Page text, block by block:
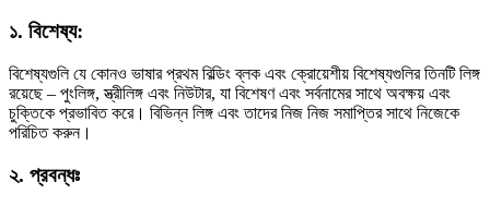
১. বিশেষ্য:
বিশেষ্যগুলি যে কোনও ভাষার প্রথম বিল্ডিং ব্লক এবং ক্রোয়েশীয় বিশেষ্যগুলির তিনটি লিঙ্গ
রয়েছে – পুংলিঙ্গ, স্ত্রীলিঙ্গ এবং নিউটার, যা বিশেষণ এবং সর্বনামের সাথে অবক্ষয় এবং
চুক্তিকে প্রভাবিত করে। বিভিন্ন লিঙ্গ এবং তাদের নিজ নিজ সমাপ্তির সাথে নিজেকে
পরিচিত করুন।
২. প্রবন্ধঃ